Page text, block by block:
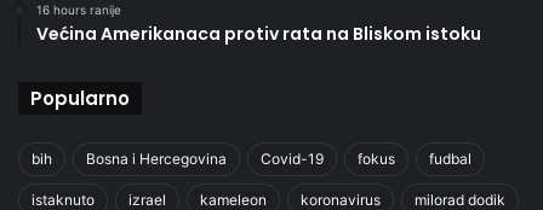
16 hours ranije
Većina Amerikanaca protiv rata na Bliskom istoku
Popularno
bih Bosna i Hercegovina Covid-19 fokus fudbal
istaknuto izrael kameleon koronavirus milorad dodik